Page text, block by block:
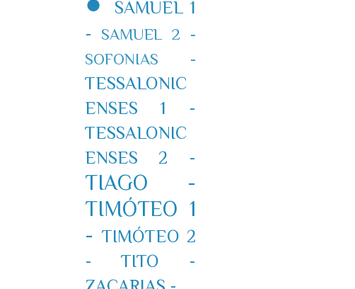
SAMUEL 1
-
SAMUEL 2 -
SOFONIAS -
TESSALONIC
ENSES 1 -
TESSALONIC
ENSES 2 -
TIAGO -
TIMÓTEO 1
- TIMÓTEO 2
-
TITO -